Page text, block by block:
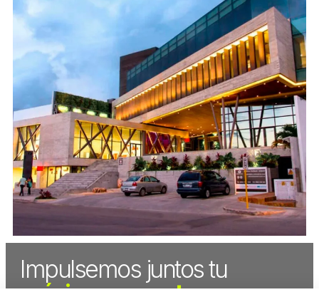
Impulsemos juntos tu
próximo proyecto.